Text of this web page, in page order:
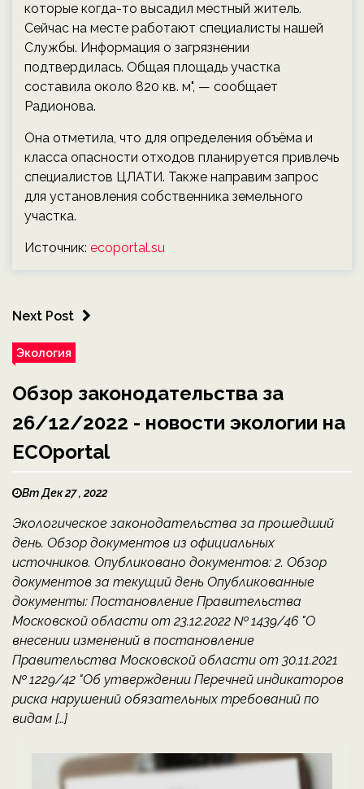
которые когда-то высадил местный житель.
Сейчас на месте работают специалисты нашей
Службы. Информация о загрязнении
подтвердилась. Общая площадь участка
составила около 820 кв. м", — сообщает
Радионова.
Она отметила, что для определения объёма и
класса опасности отходов планируется привлечь
специалистов ЦЛАТИ. Также направим запрос
для установления собственника земельного
участка.
Источник: ecoportal.su
Next Post
Экология
Обзор законодательства за
26/12/2022 - новости экологии на
ECOportal
Вт Дек 27 , 2022
Экологическое законодательства за прошедший
день. Обзор документов из официальных
источников. Опубликовано документов: 2. Обзор
документов за текущий день Опубликованные
документы: Постановление Правительства
Московской области от 23.12.2022 № 1439/46 "О
внесении изменений в постановление
Правительства Московской области от 30.11.2021
№ 1229/42 "Об утверждении Перечней индикаторов
риска нарушений обязательных требований по
видам […]